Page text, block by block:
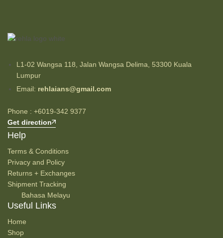
L1-02 Wangsa 118, Jalan Wangsa Delima, 53300 Kuala
Lumpur
Email: rehlaians@gmail.com
Phone : +6019-342 9377
Get direction
Help
Terms & Conditions
Privacy and Policy
Returns + Exchanges
Shipment Tracking
Bahasa Melayu
Useful Links
Home
Shop